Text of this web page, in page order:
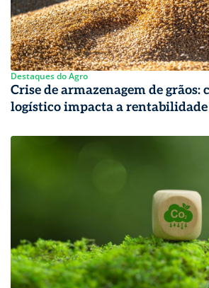
Destaques do Agro
Crise de armazenagem de grãos:
logístico impacta a